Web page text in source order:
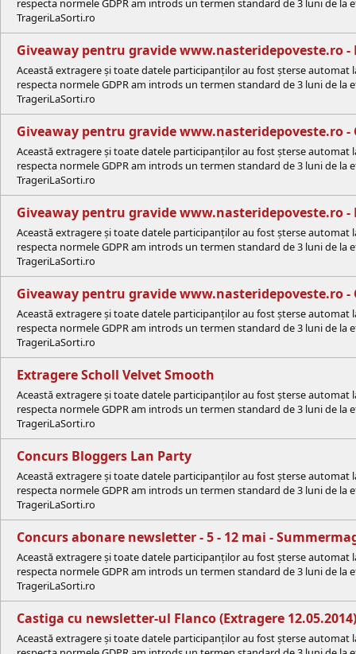
respecta normele GDPR am introds un termen standard de 3 luni de
TrageriLaSorti.ro
Giveaway pentru gravide www.nasteridepoveste.ro -
Această extragere și toate datele participanților au fost șterse
respecta normele GDPR am introds un termen standard de 3 luni de
TrageriLaSorti.ro
Giveaway pentru gravide www.nasteridepoveste.ro -
Această extragere și toate datele participanților au fost șterse
respecta normele GDPR am introds un termen standard de 3 luni de
TrageriLaSorti.ro
Giveaway pentru gravide www.nasteridepoveste.ro
Această extragere și toate datele participanților au fost șterse
respecta normele GDPR am introds un termen standard de 3 luni de
TrageriLaSorti.ro
Giveaway pentru gravide www.nasteridepoveste.ro
Această extragere și toate datele participanților au fost șterse
respecta normele GDPR am introds un termen standard de 3 luni de
TrageriLaSorti.ro
Extragere Scholl Velvet Smooth
Această extragere și toate datele participanților au fost șterse
respecta normele GDPR am introds un termen standard de 3 luni de
TrageriLaSorti.ro
Concurs Bloggers Lan Party
Această extragere și toate datele participanților au fost șterse
respecta normele GDPR am introds un termen standard de 3 luni de
TrageriLaSorti.ro
Concurs abonare newsletter - 5 - 12 mai -
Această extragere și toate datele participanților au fost șterse
respecta normele GDPR am introds un termen standard de 3 luni de
TrageriLaSorti.ro
Castiga cu newsletter-ul Flanco (Extragere 12.05.2014)
Această extragere și toate datele participanților au fost șterse